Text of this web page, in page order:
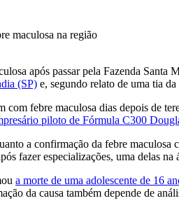
após passar pela Fazenda Santa
(SP) e, segundo relato de uma tia
com febre maculosa dias depois de
piloto de Fórmula C300
a confirmação da febre
fazer especializações, uma delas na
a morte de uma adolescente de 16
da causa também depende de